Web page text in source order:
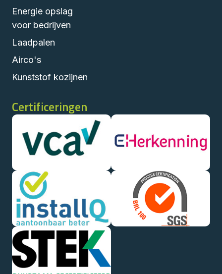
Energie opslag
voor bedrijven
Laadpalen
Airco's
Kunststof kozijnen
Certificeringen